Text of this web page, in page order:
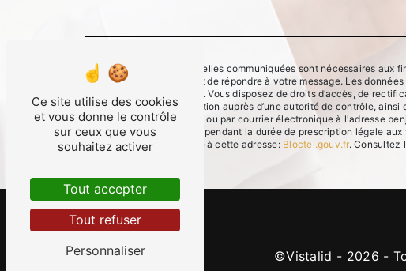
** Les données personnelles communiquées sont nécessaires aux
traitants dans le seul but de répondre à votre message. Les
benjabou46@gmail.com. Vous disposez de droits d’accès, de
d’introduire une réclamation auprès d’une autorité de contrôle,
Gambetta 46100 Figeac ou par courrier électronique à l'adresse
de prise de contact puis pendant la durée de prescription légale
téléphonique, disponible à cette adresse: Bloctel.gouv.fr. Consultez
©Vistalid - 2026 -
Ce site utilise des cookies
et vous donne le contrôle
sur ceux que vous
souhaitez activer
Tout accepter
Tout refuser
Personnaliser